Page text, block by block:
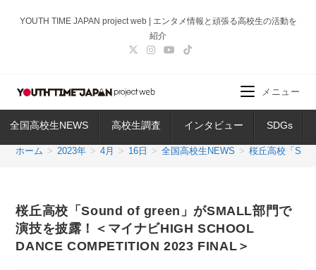
ス
ッ
YOUTH TIME JAPAN project web | エンタメ情報と頑張る高校生の活動を
紹介
全国高校生NEWS 高校生調査 インタビュー SDGs
メニュー
ホーム > 2023年 > 4月 > 16日 > 全国高校生NEWS > 桜丘高校「
桜丘高校「Sound of green」がSMALL部門で
演技を披露！＜マイナビHIGH SCHOOL
DANCE COMPETITION 2023 FINAL＞